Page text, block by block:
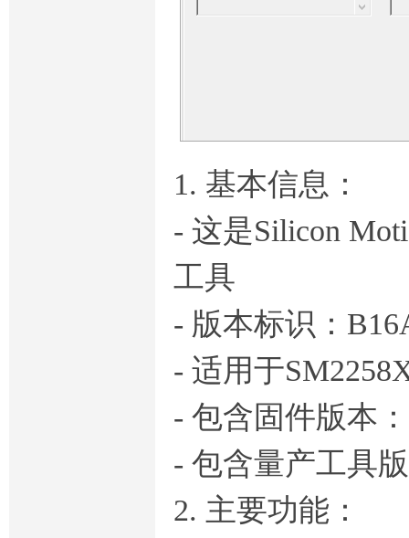
1. 基本信息：
- 这是Silicon
工具
- 版本标识：
- 适用于
- 包含固件版本
- 包含量产工具
2. 主要功能：